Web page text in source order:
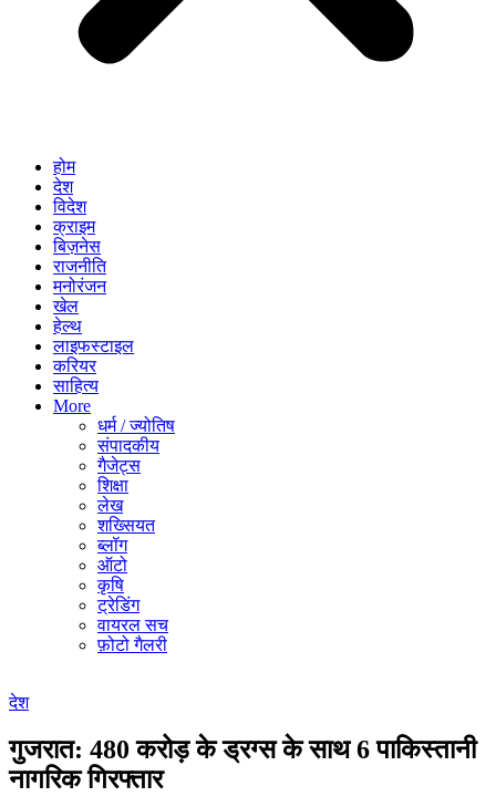
होम
देश
विदेश
क्राइम
बिज़नेस
राजनीति
मनोरंजन
खेल
हेल्थ
लाइफस्टाइल
करियर
साहित्य
More
धर्म / ज्योतिष
संपादकीय
गैजेट्स
शिक्षा
लेख
शख्सियत
ब्लॉग
ऑटो
कृषि
ट्रेडिंग
वायरल सच
फ़ोटो गैलरी
देश
गुजरात: 480 करोड़ के ड्रग्स के साथ 6 पाकिस्तानी
नागरिक गिरफ्तार